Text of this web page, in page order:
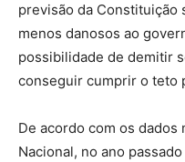
previsão da Constituição
menos danosos ao
possibilidade de demitir
conseguir cumprir o teto
De acordo com os
Nacional, no ano